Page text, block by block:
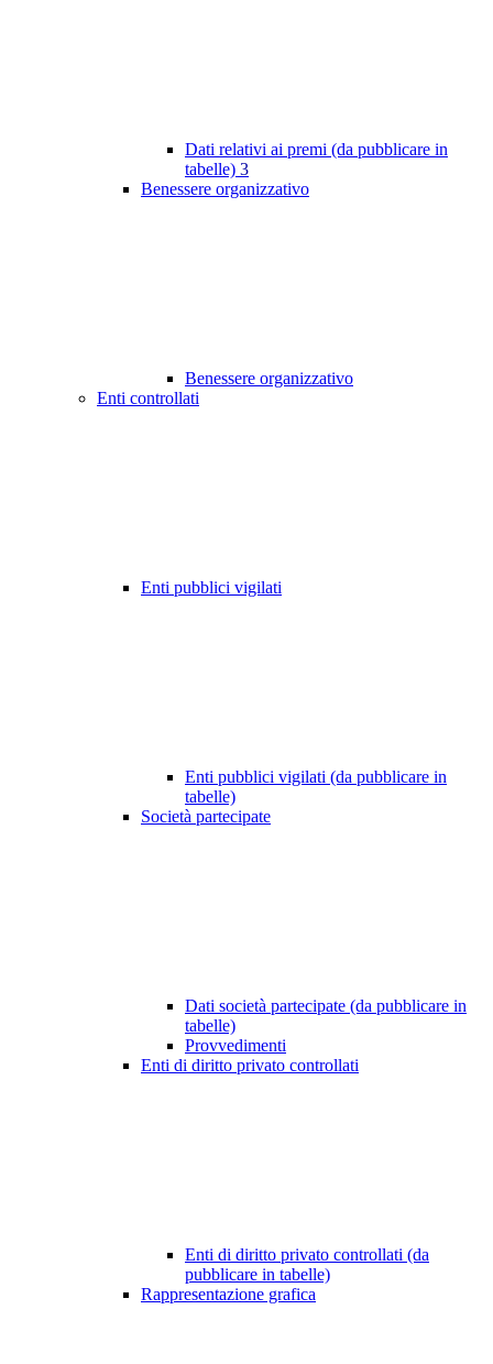
Dati relativi ai premi (da pubblicare in
tabelle) 3
Benessere organizzativo
Benessere organizzativo
Enti controllati
Enti pubblici vigilati
Enti pubblici vigilati (da pubblicare in
tabelle)
Società partecipate
Dati società partecipate (da pubblicare in
tabelle)
Provvedimenti
Enti di diritto privato controllati
Enti di diritto privato controllati (da
pubblicare in tabelle)
Rappresentazione grafica